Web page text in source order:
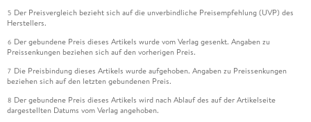
5 Der Preisvergleich bezieht sich auf die unverbindliche Preisempfehlung (UVP) des
Herstellers.
6 Der gebundene Preis dieses Artikels wurde vom Verlag gesenkt. Angaben zu
Preissenkungen beziehen sich auf den vorherigen Preis.
7 Die Preisbindung dieses Artikels wurde aufgehoben. Angaben zu Preissenkungen
beziehen sich auf den letzten gebundenen Preis.
8 Der gebundene Preis dieses Artikels wird nach Ablauf des auf der Artikelseite
dargestellten Datums vom Verlag angehoben.